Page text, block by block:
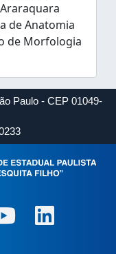
de Anatomia
de Morfologia
Paulo - CEP 01049-